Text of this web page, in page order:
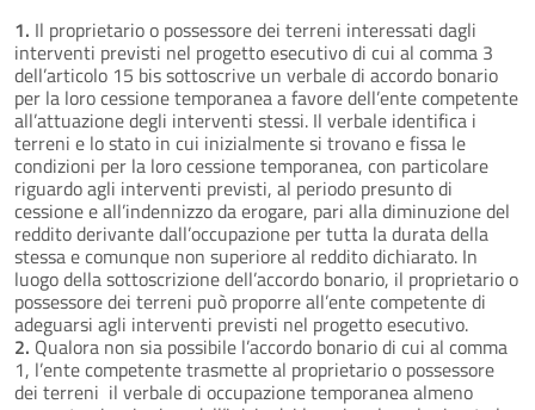
1. Il proprietario o possessore dei terreni interessati dagli
interventi previsti nel progetto esecutivo di cui al comma 3
dell’articolo 15 bis sottoscrive un verbale di accordo bonario
per la loro cessione temporanea a favore dell’ente competente
all’attuazione degli interventi stessi. Il verbale identifica i
terreni e lo stato in cui inizialmente si trovano e fissa le
condizioni per la loro cessione temporanea, con particolare
riguardo agli interventi previsti, al periodo presunto di
cessione e all’indennizzo da erogare, pari alla diminuzione del
reddito derivante dall’occupazione per tutta la durata della
stessa e comunque non superiore al reddito dichiarato. In
luogo della sottoscrizione dell’accordo bonario, il proprietario o
possessore dei terreni può proporre all’ente competente di
adeguarsi agli interventi previsti nel progetto esecutivo.
2. Qualora non sia possibile l’accordo bonario di cui al comma
1, l’ente competente trasmette al proprietario o possessore
dei terreni il verbale di occupazione temporanea almeno